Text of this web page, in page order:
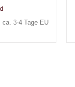
ca. 3-4 Tage EU